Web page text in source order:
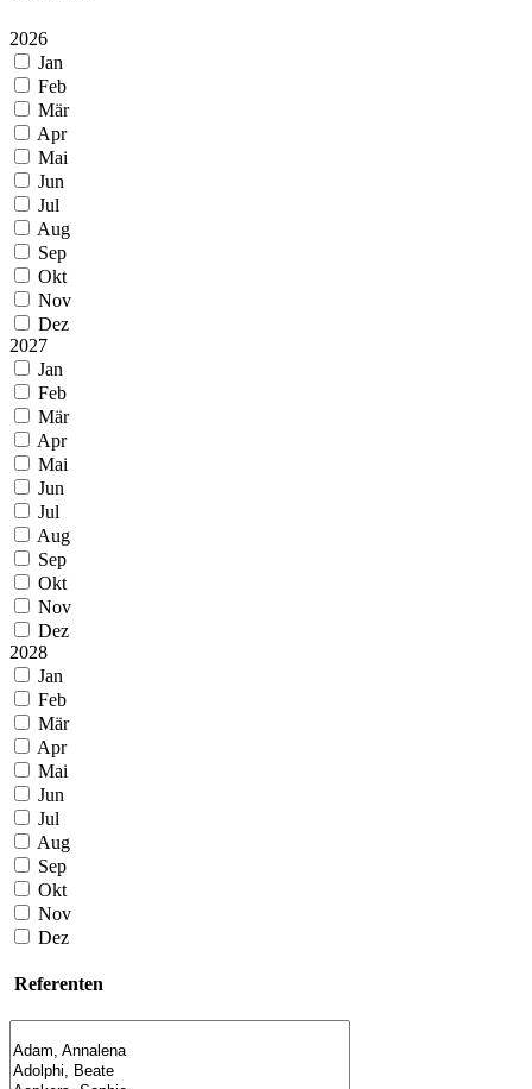
2026
Jan
Feb
Mär
Apr
Mai
Jun
Jul
Aug
Sep
Okt
Nov
Dez
2027
Jan
Feb
Mär
Apr
Mai
Jun
Jul
Aug
Sep
Okt
Nov
Dez
2028
Jan
Feb
Mär
Apr
Mai
Jun
Jul
Aug
Sep
Okt
Nov
Dez
Referenten